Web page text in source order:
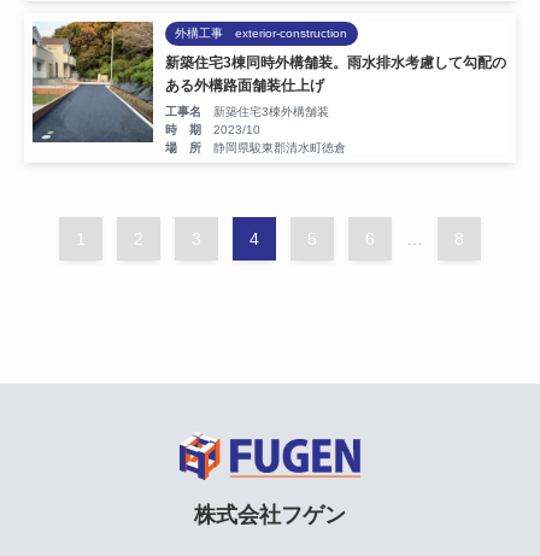
外構工事 exterior-construction
新築住宅3棟同時外構舗装。雨水排水考慮して勾配の
ある外構路面舗装仕上げ
工事名
新築住宅3棟外構舗装
時 期
2023/10
場 所
静岡県駿東郡清水町徳倉
1 2 3 4 5 6 8
株式会社フゲン